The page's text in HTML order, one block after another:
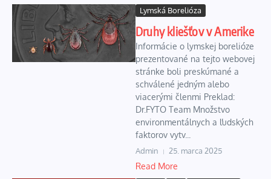
Lymská Borelióza
Druhy kliešťov v Amerike
Informácie o lymskej borelióze
prezentované na tejto webovej
stránke boli preskúmané a
schválené jedným alebo
viacerými členmi Preklad:
Dr.FYTO Team Množstvo
environmentálnych a ľudských
faktorov vytv...
Admin 25. marca 2025
Read More